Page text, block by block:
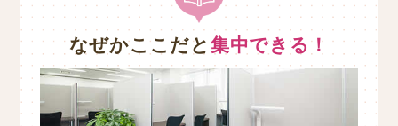
なぜかここだと 集中できる！